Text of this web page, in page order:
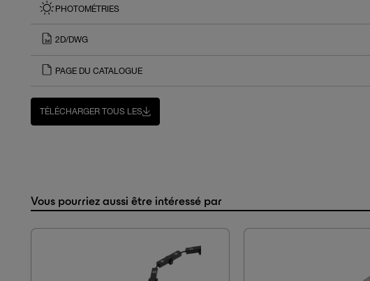
PHOTOMÉTRIES
2D/DWG
PAGE DU CATALOGUE
TÉLÉCHARGER TOUS LES
Vous pourriez aussi être intéressé par